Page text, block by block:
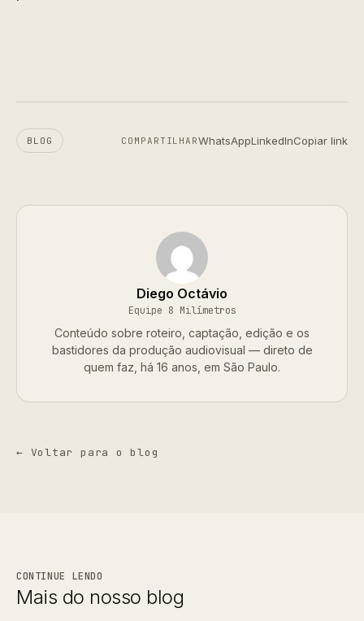
BLOG COMPARTILHARWhatsAppLinkedInCopiar link
Diego Octávio
Equipe 8 Milímetros
Conteúdo sobre roteiro, captação, edição e os
bastidores da produção audiovisual — direto de
quem faz, há 16 anos, em São Paulo.
← Voltar para o blog
CONTINUE LENDO
Mais do nosso blog